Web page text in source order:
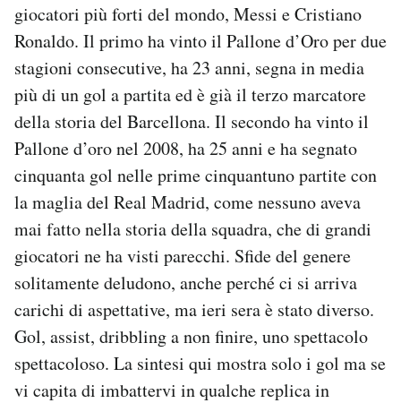
giocatori più forti del mondo, Messi e Cristiano
Ronaldo. Il primo ha vinto il Pallone d’Oro per due
stagioni consecutive, ha 23 anni, segna in media
più di un gol a partita ed è già il terzo marcatore
della storia del Barcellona. Il secondo ha vinto il
Pallone d’oro nel 2008, ha 25 anni e ha segnato
cinquanta gol nelle prime cinquantuno partite con
la maglia del Real Madrid, come nessuno aveva
mai fatto nella storia della squadra, che di grandi
giocatori ne ha visti parecchi. Sfide del genere
solitamente deludono, anche perché ci si arriva
carichi di aspettative, ma ieri sera è stato diverso.
Gol, assist, dribbling a non finire, uno spettacolo
spettacoloso. La sintesi qui mostra solo i gol ma se
vi capita di imbattervi in qualche replica in